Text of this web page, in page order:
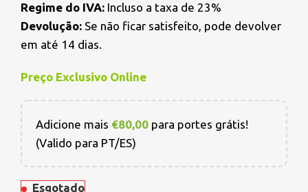
Regime do IVA: Incluso a taxa de 23%
Devolução: Se não ficar satisfeito, pode devolver
em até 14 dias.
Preço Exclusivo Online
Adicione mais €80,00 para portes grátis!
(Valido para PT/ES)
Esgotado